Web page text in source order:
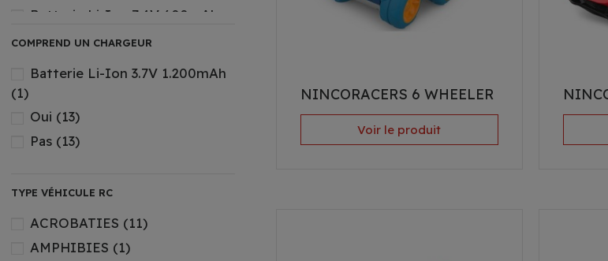
NINCORACERS 6 WHEELER
Voir le produit
Batterie Li-Ion 7.4V 600mAh
Li-ion 7.4v 500mAh (2)
COMPREND UN CHARGEUR
Batterie Li-Ion 3.7V 1.200mAh
(1)
Oui (13)
Pas (13)
TYPE VÉHICULE RC
ACROBATIES (11)
AMPHIBIES (1)